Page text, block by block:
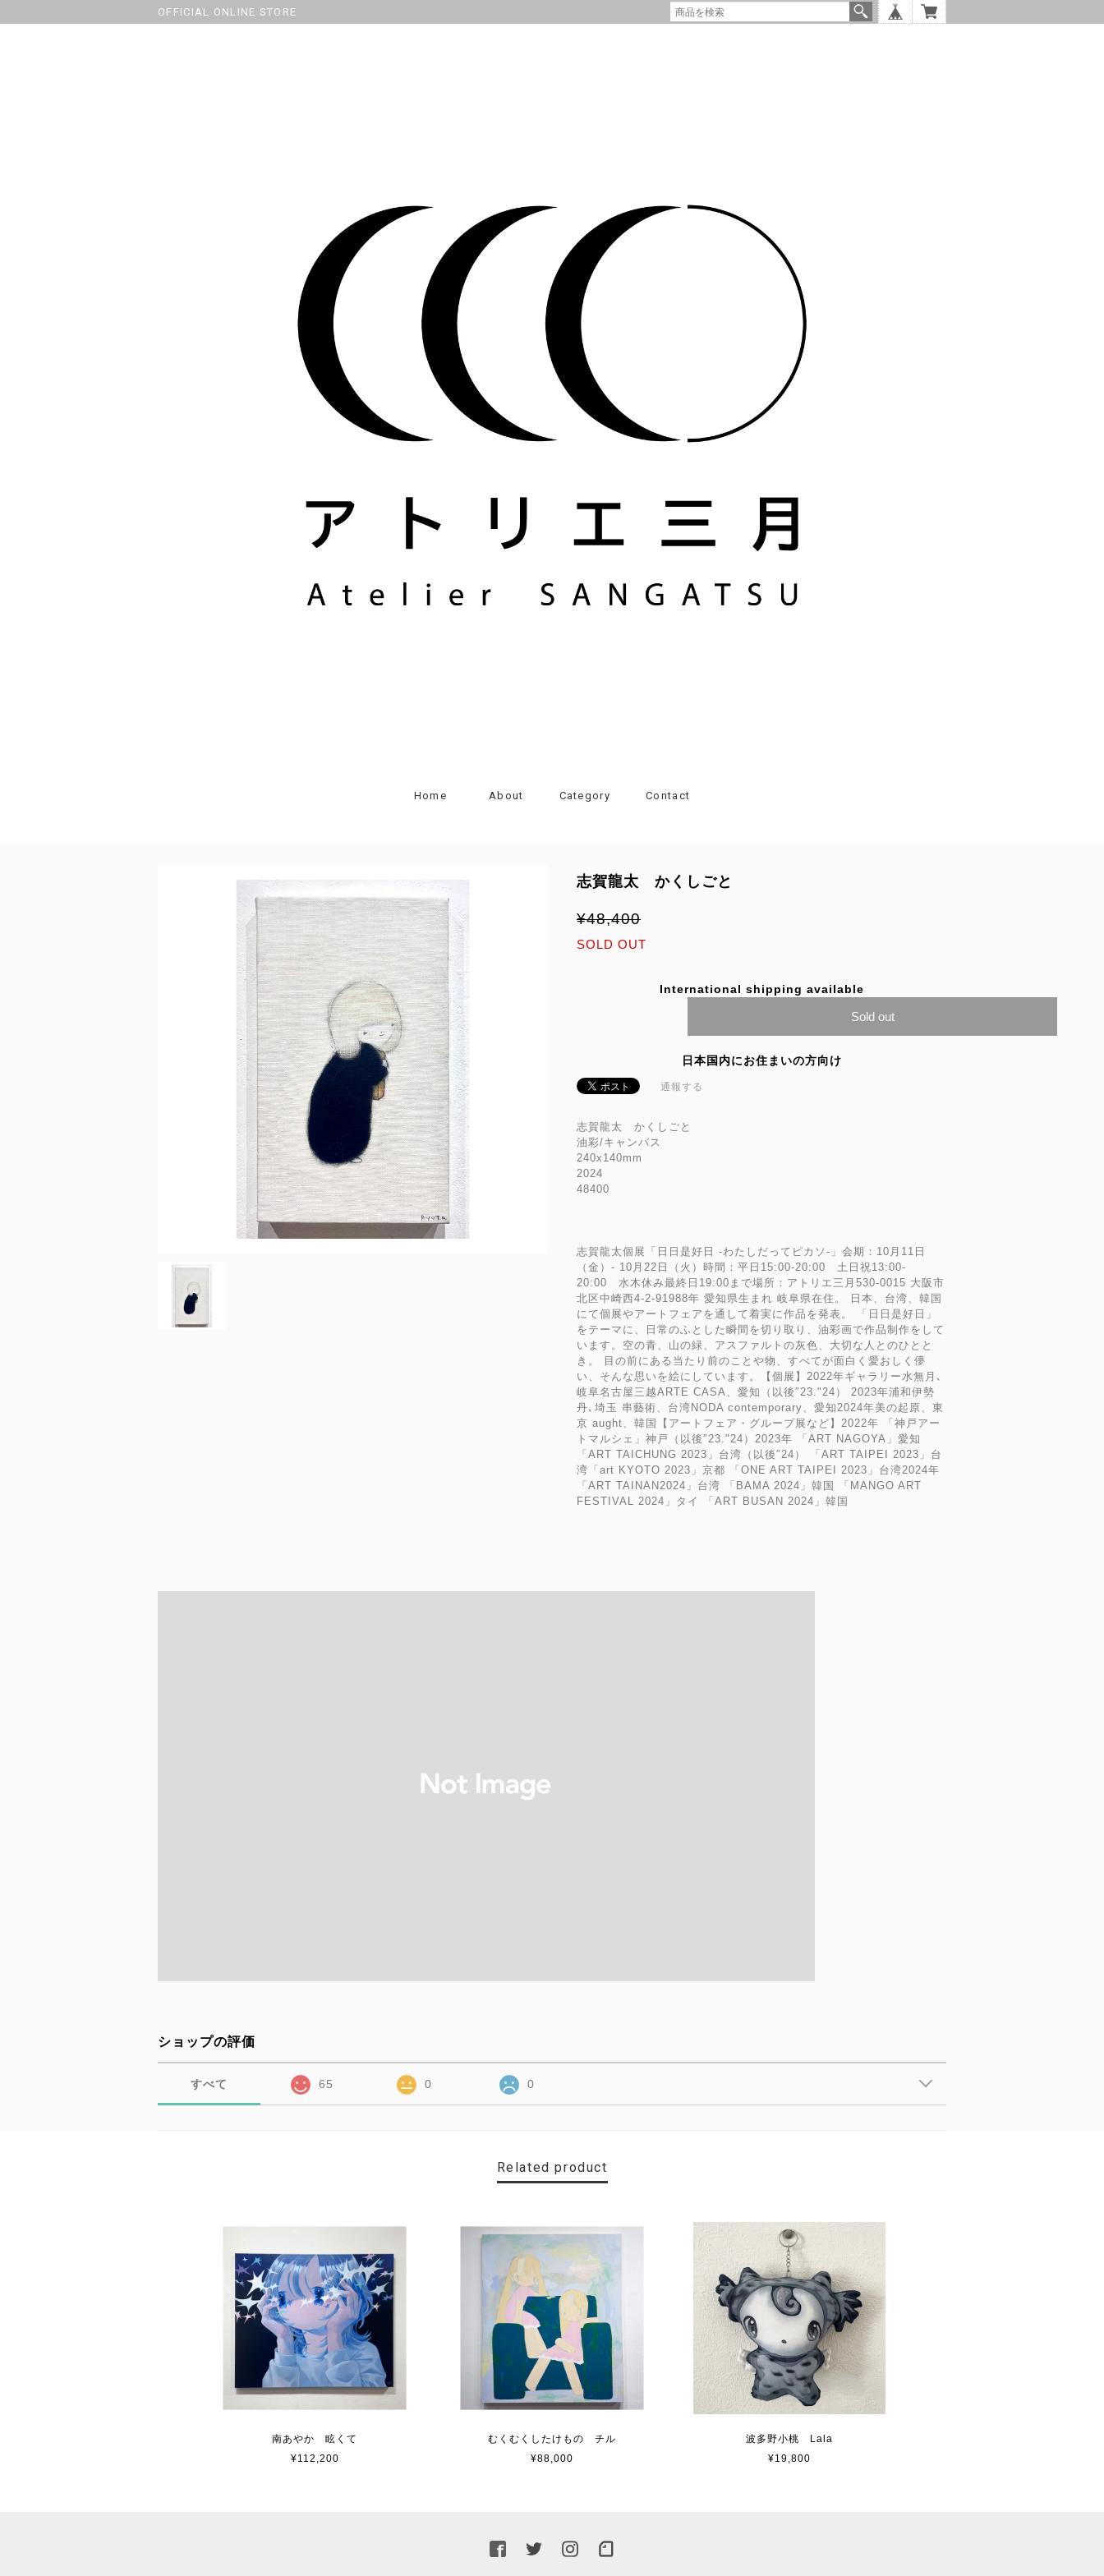
OFFICIAL ONLINE STORE
Home About Category Contact
志賀龍太 かくしごと
¥48,400
SOLD OUT
International shipping available
Sold out
日本国内にお住まいの方向け
通報する
志賀龍太 かくしごと
油彩/キャンバス
240x140mm
2024
48400
志賀龍太個展「日日是好日 -わたしだってピカソ-」会期：10月11日
（金）- 10月22日（火）時間：平日15:00-20:00 土日祝13:00-
20:00 水木休み最終日19:00まで場所：アトリエ三月530-0015 大阪市
北区中崎西4-2-91988年 愛知県生まれ 岐阜県在住。 日本、台湾、韓国
にて個展やアートフェアを通して着実に作品を発表。 「日日是好日」
をテーマに、日常のふとした瞬間を切り取り、油彩画で作品制作をして
います。空の青、山の緑、アスファルトの灰色、大切な人とのひとと
き。 目の前にある当たり前のことや物、すべてが面白く愛おしく儚
い、そんな思いを絵にしています。【個展】2022年ギャラリー水無月､
岐阜名古屋三越ARTE CASA、愛知（以後″23."24） 2023年浦和伊勢
丹､埼玉 串藝術、台湾NODA contemporary、愛知2024年美の起原、東
京 aught、韓国【アートフェア・グループ展など】2022年 「神戸アー
トマルシェ」神戸（以後″23."24）2023年 「ART NAGOYA」愛知
「ART TAICHUNG 2023」台湾（以後″24） 「ART TAIPEI 2023」台
湾「art KYOTO 2023」京都 「ONE ART TAIPEI 2023」台湾2024年
「ART TAINAN2024」台湾 「BAMA 2024」韓国 「MANGO ART
FESTIVAL 2024」タイ 「ART BUSAN 2024」韓国
ショップの評価
すべて 65 0 0
Related product
南あやか 眩くて
¥112,200
むくむくしたけもの チル
¥88,000
波多野小桃 Lala
¥19,800